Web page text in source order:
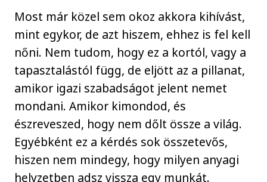
Most már közel sem okoz akkora kihívást,
mint egykor, de azt hiszem, ehhez is fel kell
nőni. Nem tudom, hogy ez a kortól, vagy a
tapasztalástól függ, de eljött az a pillanat,
amikor igazi szabadságot jelent nemet
mondani. Amikor kimondod, és
észreveszed, hogy nem dőlt össze a világ.
Egyébként ez a kérdés sok összetevős,
hiszen nem mindegy, hogy milyen anyagi
helyzetben adsz vissza egy munkát.